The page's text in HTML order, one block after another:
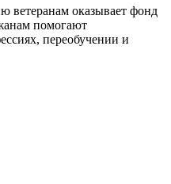
ветеранам оказывает фонд
помогают
переобучении и